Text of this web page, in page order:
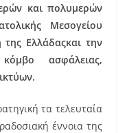
και πολυμερών
Μεσογείου
της Ελλάδαςκαι την
ασφάλειας,
τα τελευταία
έννοια της